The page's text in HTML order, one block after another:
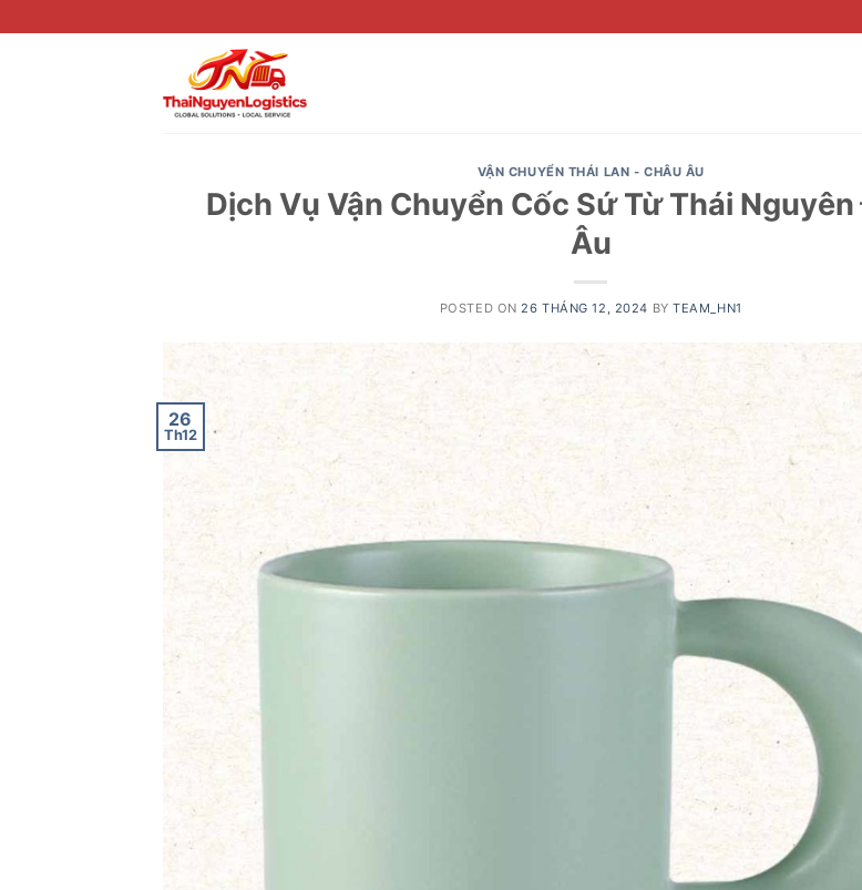
to
VẬN CHUYỂN THÁI LAN - CHÂU ÂU
Dịch Vụ Vận Chuyển Cốc Sứ Từ Thái
Âu
POSTED ON 26 THÁNG 12, 2024 BYTEAM_HN1
26
Th12